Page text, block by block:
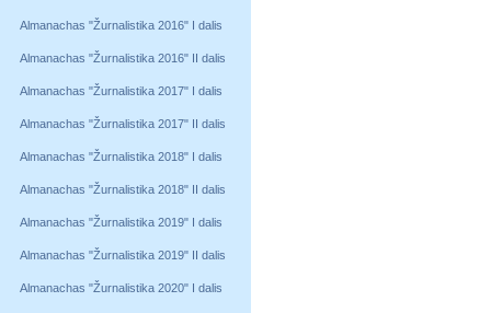
Almanachas "Žurnalistika 2016" I dalis
Almanachas "Žurnalistika 2016" II dalis
Almanachas "Žurnalistika 2017" I dalis
Almanachas "Žurnalistika 2017" II dalis
Almanachas "Žurnalistika 2018" I dalis
Almanachas "Žurnalistika 2018" II dalis
Almanachas "Žurnalistika 2019" I dalis
Almanachas "Žurnalistika 2019" II dalis
Almanachas "Žurnalistika 2020" I dalis